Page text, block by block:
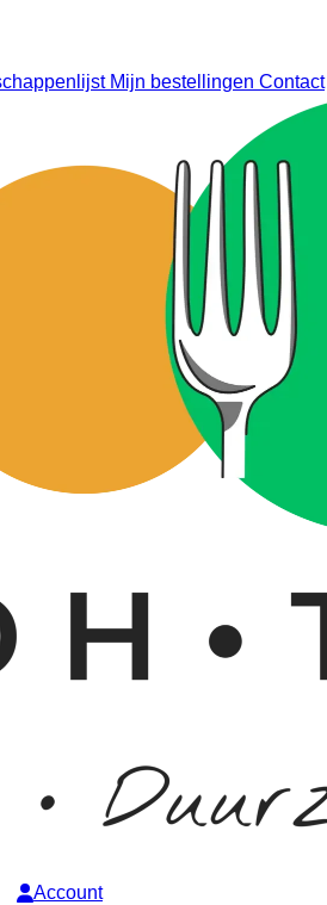
Mijn bestellingen Contact
Account